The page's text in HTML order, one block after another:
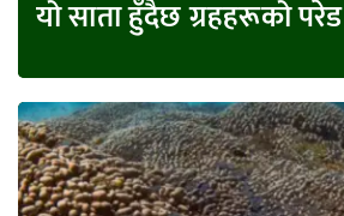
यो साता हुँदैछ ग्रहहरूको परेड